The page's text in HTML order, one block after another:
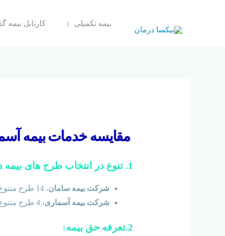
بیمه تکمیلی کارتابل بیمه
تفاوت‌ بیمه تکمیلی
مقایسه خدمات بیمه
1. تنوع در انتخاب طرح های بیمه
شرکت بیمه سامان، 14 طرح
شرکت بیمه آسماری، 4 طرح
2.تعرفه حق بیمه: